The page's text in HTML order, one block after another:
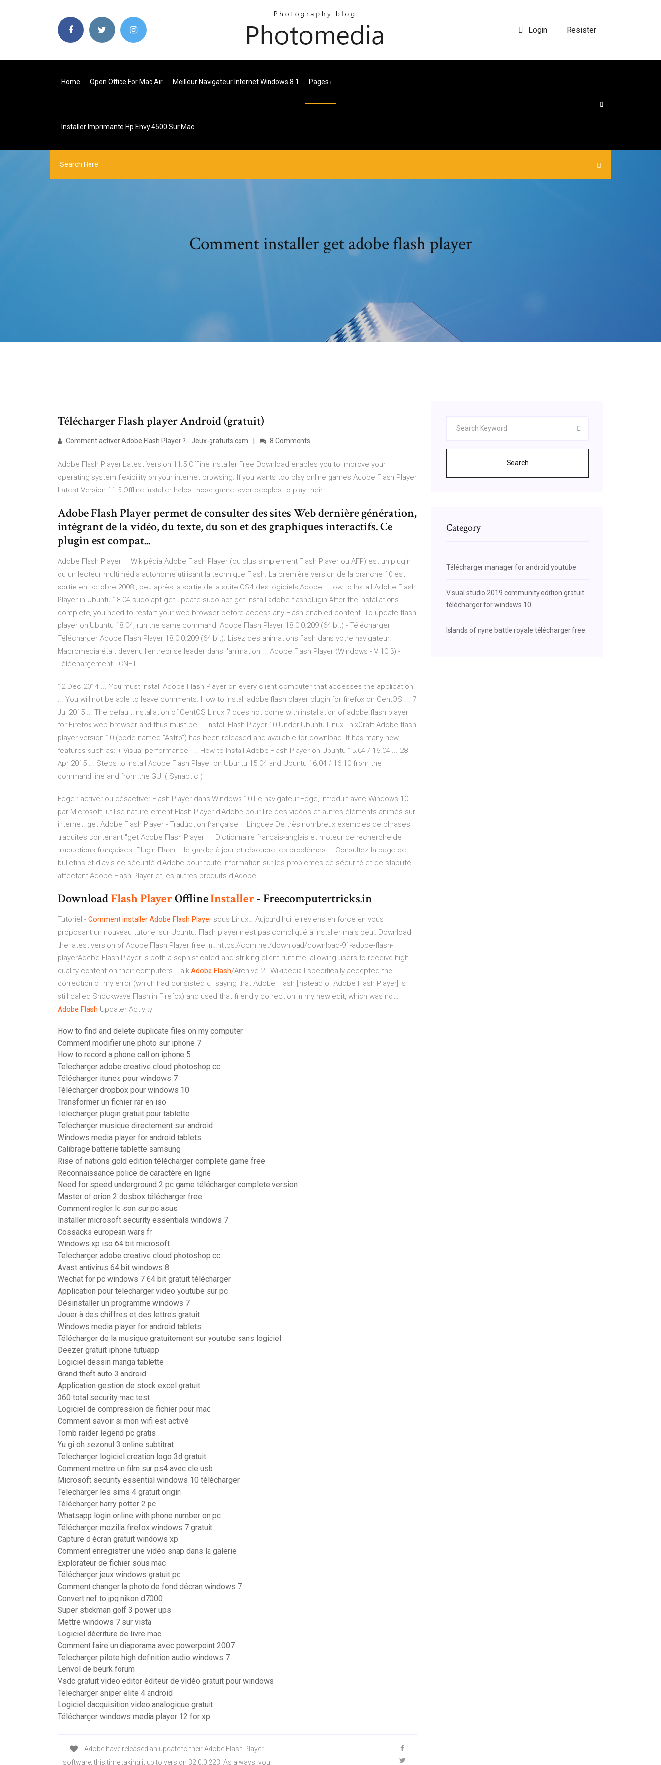
Login | Resister
Home Open Office For Mac Air Meilleur Navigateur Internet Windows 8.1 Pages
Installer Imprimante Hp Envy 4500 Sur Mac
Comment installer get adobe flash player
Télécharger Flash player Android (gratuit)
Comment activer Adobe Flash Player ? - Jeux-gratuits.com 8 Comments
Adobe Flash Player Latest Version 11.5 Offline installer Free Download enables you to improve your
operating system flexibility on your internet browsing. If you wants too play online games Adobe Flash Player
Latest Version 11.5 Offline installer helps those game lover peoples to play their...
Adobe Flash Player permet de consulter des sites Web dernière génération,
intégrant de la vidéo, du texte, du son et des graphiques interactifs. Ce
plugin est compat...
Adobe Flash Player — Wikipédia Adobe Flash Player (ou plus simplement Flash Player ou AFP) est un plugin
ou un lecteur multimédia autonome utilisant la technique Flash. La première version de la branche 10 est
sortie en octobre 2008 , peu après la sortie de la suite CS4 des logiciels Adobe . How to Install Adobe Flash
Player in Ubuntu 18.04 sudo apt-get update sudo apt-get install adobe-flashplugin After the installations
complete, you need to restart your web browser before access any Flash-enabled content. To update flash
player on Ubuntu 18.04, run the same command: Adobe Flash Player 18.0.0.209 (64 bit) - Télécharger
Télécharger Adobe Flash Player 18.0.0.209 (64 bit). Lisez des animations flash dans votre navigateur.
Macromedia était devenu l'entreprise leader dans l'animation ... Adobe Flash Player (Windows - V 10.3) -
Téléchargement - CNET ...
12 Dec 2014 ... You must install Adobe Flash Player on every client computer that accesses the application.
... You will not be able to leave comments. How to install adobe flash player plugin for firefox on CentOS ... 7
Jul 2015 ... The default installation of CentOS Linux 7 does not come with installation of adobe flash player
for Firefox web browser and thus must be ... Install Flash Player 10 Under Ubuntu Linux - nixCraft Adobe flash
player version 10 (code-named “Astro”) has been released and available for download. It has many new
features such as: + Visual performance ... How to Install Adobe Flash Player on Ubuntu 15.04 / 16.04 ... 28
Apr 2015 ... Steps to install Adobe Flash Player on Ubuntu 15.04 and Ubuntu 16.04 / 16.10 from the
command line and from the GUI ( Synaptic )
Edge : activer ou désactiver Flash Player dans Windows 10 Le navigateur Edge, introduit avec Windows 10
par Microsoft, utilise naturellement Flash Player d'Adobe pour lire des vidéos et autres éléments animés sur
internet. get Adobe Flash Player - Traduction française – Linguee De très nombreux exemples de phrases
traduites contenant "get Adobe Flash Player" – Dictionnaire français-anglais et moteur de recherche de
traductions françaises. Plugin Flash – le garder à jour et résoudre les problèmes ... Consultez la page de
bulletins et d’avis de sécurité d’Adobe pour toute information sur les problèmes de sécurité et de stabilité
affectant Adobe Flash Player et les autres produits d’Adobe.
DownloadFlashPlayerOfflineInstaller- Freecomputertricks.in
Tutoriel - Comment installer Adobe Flash Player sous Linux… Aujourd'hui je reviens en force en vous
proposant un nouveau tutoriel sur Ubuntu. Flash player n'est pas compliqué à installer mais peu…Download
the latest version of Adobe Flash Player free in…https://ccm.net/download/download-91-adobe-flash-
playerAdobe Flash Player is both a sophisticated and striking client runtime, allowing users to receive high-
quality content on their computers. Talk:Adobe Flash/Archive 2 - Wikipedia I specifically accepted the
correction of my error (which had consisted of saying that Adobe Flash [instead of Adobe Flash Player] is
still called Shockwave Flash in Firefox) and used that friendly correction in my new edit, which was not…
Adobe Flash Updater Activity
How to find and delete duplicate files on my computer
Comment modifier une photo sur iphone 7
How to record a phone call on iphone 5
Telecharger adobe creative cloud photoshop cc
Télécharger itunes pour windows 7
Télécharger dropbox pour windows 10
Transformer un fichier rar en iso
Telecharger plugin gratuit pour tablette
Telecharger musique directement sur android
Windows media player for android tablets
Calibrage batterie tablette samsung
Rise of nations gold edition télécharger complete game free
Reconnaissance police de caractère en ligne
Need for speed underground 2 pc game télécharger complete version
Master of orion 2 dosbox télécharger free
Comment regler le son sur pc asus
Installer microsoft security essentials windows 7
Cossacks european wars fr
Windows xp iso 64 bit microsoft
Telecharger adobe creative cloud photoshop cc
Avast antivirus 64 bit windows 8
Wechat for pc windows 7 64 bit gratuit télécharger
Application pour telecharger video youtube sur pc
Désinstaller un programme windows 7
Jouer à des chiffres et des lettres gratuit
Windows media player for android tablets
Télécharger de la musique gratuitement sur youtube sans logiciel
Deezer gratuit iphone tutuapp
Logiciel dessin manga tablette
Grand theft auto 3 android
Application gestion de stock excel gratuit
360 total security mac test
Logiciel de compression de fichier pour mac
Comment savoir si mon wifi est activé
Tomb raider legend pc gratis
Yu gi oh sezonul 3 online subtitrat
Telecharger logiciel creation logo 3d gratuit
Comment mettre un film sur ps4 avec cle usb
Microsoft security essential windows 10 télécharger
Telecharger les sims 4 gratuit origin
Télécharger harry potter 2 pc
Whatsapp login online with phone number on pc
Télécharger mozilla firefox windows 7 gratuit
Capture d écran gratuit windows xp
Comment enregistrer une vidéo snap dans la galerie
Explorateur de fichier sous mac
Télécharger jeux windows gratuit pc
Comment changer la photo de fond décran windows 7
Convert nef to jpg nikon d7000
Super stickman golf 3 power ups
Mettre windows 7 sur vista
Logiciel décriture de livre mac
Comment faire un diaporama avec powerpoint 2007
Telecharger pilote high definition audio windows 7
Lenvol de beurk forum
Vsdc gratuit video editor éditeur de vidéo gratuit pour windows
Telecharger sniper elite 4 android
Logiciel dacquisition video analogique gratuit
Télécharger windows media player 12 for xp
Adobe have released an update to their Adobe Flash Player
software, this time taking it up to version 32.0.0.223. As always, you
Search
Category
Télécharger manager for android youtube
Visual studio 2019 community edition gratuit
télécharger for windows 10
Islands of nyne battle royale télécharger free